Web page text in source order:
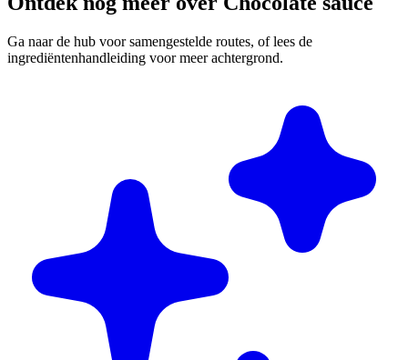
Ga naar de hub voor samengestelde routes, of lees de
ingrediëntenhandleiding voor meer achtergrond.